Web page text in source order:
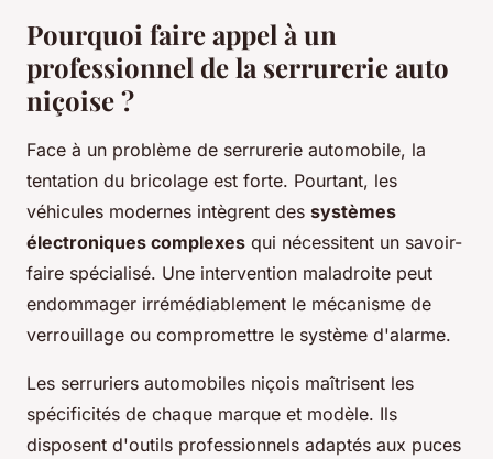
Pourquoi faire appel à un
professionnel de la serrurerie auto
niçoise ?
Face à un problème de serrurerie automobile, la
tentation du bricolage est forte. Pourtant, les
véhicules modernes intègrent des systèmes
électroniques complexes qui nécessitent un savoir-
faire spécialisé. Une intervention maladroite peut
endommager irrémédiablement le mécanisme de
verrouillage ou compromettre le système d'alarme.
Les serruriers automobiles niçois maîtrisent les
spécificités de chaque marque et modèle. Ils
disposent d'outils professionnels adaptés aux puces